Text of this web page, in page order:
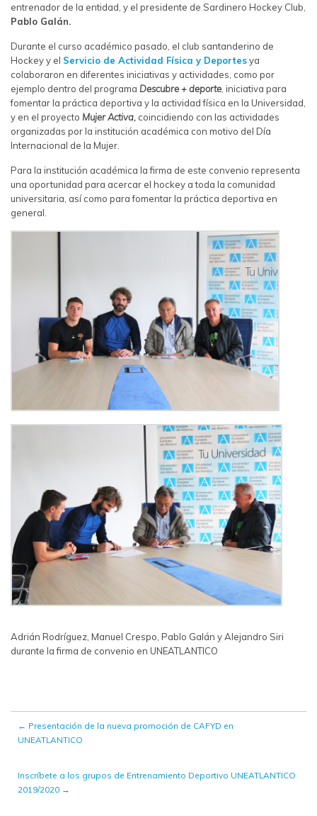
entrenador de la entidad, y el presidente de Sardinero Hockey Club,
Pablo Galán.
Durante el curso académico pasado, el club santanderino de
Hockey y el Servicio de Actividad Física y Deportesya
colaboraron en diferentes iniciativas y actividades, como por
ejemplo dentro del programa Descubre + deporte iniciativa para
fomentar la práctica deportiva y la actividad física en la Universidad,
y en el proyecto Mujer Activa, coincidiendo con las actividades
organizadas por la institución académica con motivo del Día
Internacional de la Mujer.
Para la institución académica la firma de este convenio representa
una oportunidad para acercar el hockey a toda la comunidad
universitaria, así como para fomentar la práctica deportiva en
general.
Adrián Rodríguez, Manuel Crespo, Pablo Galán y Alejandro Siri
durante la firma de convenio en UNEATLANTICO
← Presentación de la nueva promoción de CAFYD en
UNEATLANTICO
Inscríbete a los grupos de Entrenamiento Deportivo UNEATLANTICO
2019/2020 →